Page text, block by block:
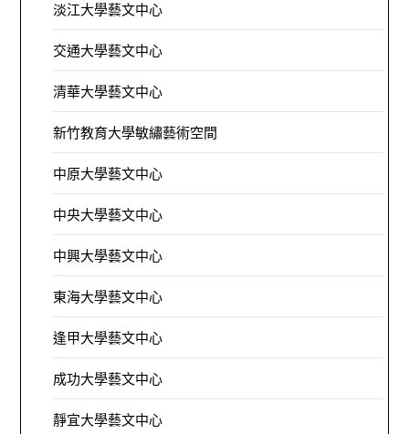
淡江大學藝文中心
交通大學藝文中心
清華大學藝文中心
新竹教育大學敏繡藝術空間
中原大學藝文中心
中央大學藝文中心
中興大學藝文中心
東海大學藝文中心
逢甲大學藝文中心
成功大學藝文中心
靜宜大學藝文中心